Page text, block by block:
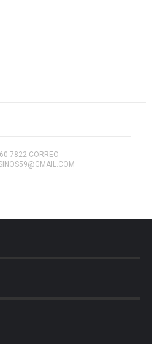
7822 CORREO